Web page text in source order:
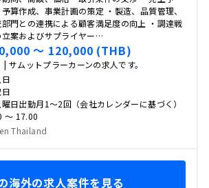
算作成、事業計画の策定 ・製造、品質管理、
門との連携による顧客満足度の向上 ・調達戦
立案およびサプライヤー…
〜 120,000 (THB)
| サムットプラーカーンの求人です。
日
日
曜日出勤月1～2回（会社カレンダーに基づく）
〜 17.00
Thailand
海外の求人案件を見る